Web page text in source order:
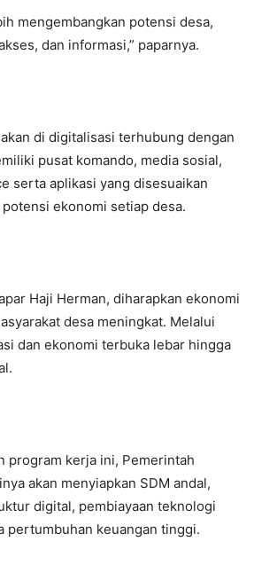
mengembangkan potensi desa,
dan informasi,” paparnya.
di digitalisasi terhubung dengan
pusat komando, media sosial,
serta aplikasi yang disesuaikan
ekonomi setiap desa.
Haji Herman, diharapkan ekonomi
desa meningkat. Melalui
dan ekonomi terbuka lebar hingga
program kerja ini, Pemerintah
akan menyiapkan SDM andal,
digital, pembiayaan teknologi
pertumbuhan keuangan tinggi.